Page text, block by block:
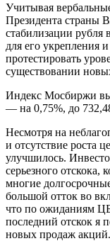
Учитывая
Президента страны
стабилизации
для его укрепления
протестировать
существовании
Индекс Мосбиржи
— на 0,75%, до
Несмотря на
и отсутствие роста
улучшилось.
серьезного
многие
большой отток во
что по ожиданиям
последний отскок я
новых продаж акций.